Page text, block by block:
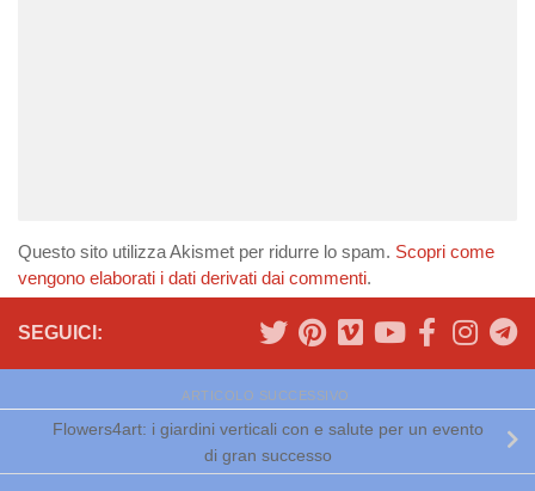
Questo sito utilizza Akismet per ridurre lo spam. Scopri come
vengono elaborati i dati derivati dai commenti.
SEGUICI:
ARTICOLO SUCCESSIVO
Flowers4art: i giardini verticali con e salute per un evento
di gran successo